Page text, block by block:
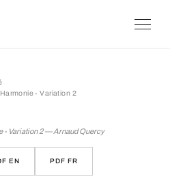
- Variation 2
- Variation 2 — Arnaud Quercy
EN PDF FR